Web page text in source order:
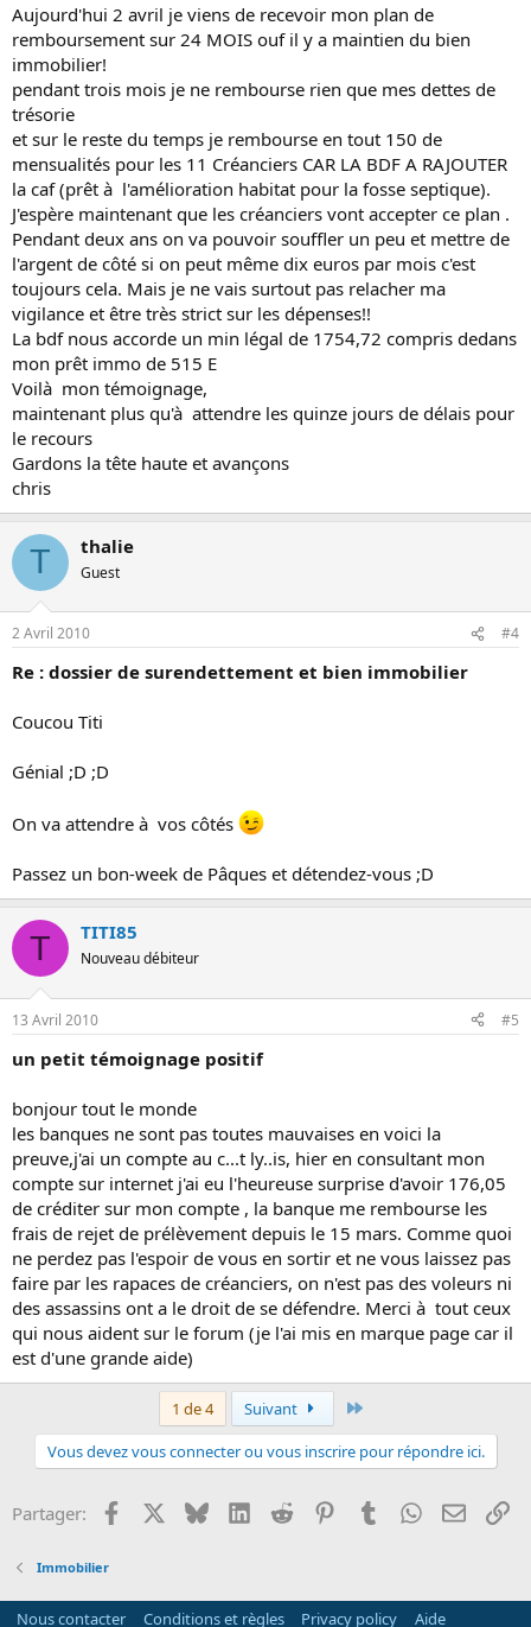
Aujourd'hui 2 avril je viens de recevoir mon plan de
remboursement sur 24 MOIS ouf il y a maintien du bien
immobilier!
pendant trois mois je ne rembourse rien que mes dettes de
trésorie
et sur le reste du temps je rembourse en tout 150 de
mensualités pour les 11 Créanciers CAR LA BDF A RAJOUTER
la caf (prêt à l'amélioration habitat pour la fosse septique).
J'espère maintenant que les créanciers vont accepter ce plan .
Pendant deux ans on va pouvoir souffler un peu et mettre de
l'argent de côté si on peut même dix euros par mois c'est
toujours cela. Mais je ne vais surtout pas relacher ma
vigilance et être très strict sur les dépenses!!
La bdf nous accorde un min légal de 1754,72 compris dedans
mon prêt immo de 515 E
Voilà mon témoignage,
maintenant plus qu'à attendre les quinze jours de délais pour
le recours
Gardons la tête haute et avançons
chris
T thalie
Guest
2 Avril 2010 #4
Re : dossier de surendettement et bien immobilier
Coucou Titi
Génial ;D ;D
On va attendre à vos côtés
Passez un bon-week de Pâques et détendez-vous ;D
T TITI85
Nouveau débiteur
13 Avril 2010 #5
un petit témoignage positif
bonjour tout le monde
les banques ne sont pas toutes mauvaises en voici la
preuve,j'ai un compte au c...t ly..is, hier en consultant mon
compte sur internet j'ai eu l'heureuse surprise d'avoir 176,05
de créditer sur mon compte , la banque me rembourse les
frais de rejet de prélèvement depuis le 15 mars. Comme quoi
ne perdez pas l'espoir de vous en sortir et ne vous laissez pas
faire par les rapaces de créanciers, on n'est pas des voleurs ni
des assassins ont a le droit de se défendre. Merci à tout ceux
qui nous aident sur le forum (je l'ai mis en marque page car il
est d'une grande aide)
1 de 4 Suivant
Vous devez vous connecter ou vous inscrire pour répondre ici.
Partager: Facebook BlueskyLinkedInReddit PinterestTumblrWhatsApp
Email
Immobilier
Nous contacter Conditions et règles Privacy policy Aide